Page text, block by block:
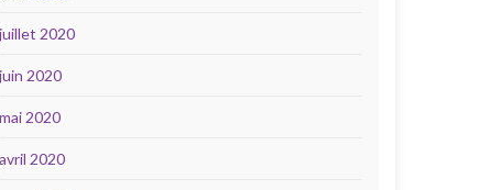
juillet 2020
juin 2020
mai 2020
avril 2020